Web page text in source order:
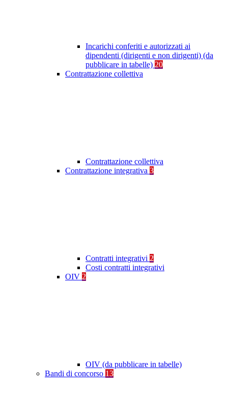
Incarichi conferiti e autorizzati ai
dipendenti (dirigenti e non dirigenti) (da
pubblicare in tabelle) 20
Contrattazione collettiva
Contrattazione collettiva
Contrattazione integrativa 3
Contratti integrativi 2
Costi contratti integrativi
OIV 2
OIV (da pubblicare in tabelle)
Bandi di concorso 13